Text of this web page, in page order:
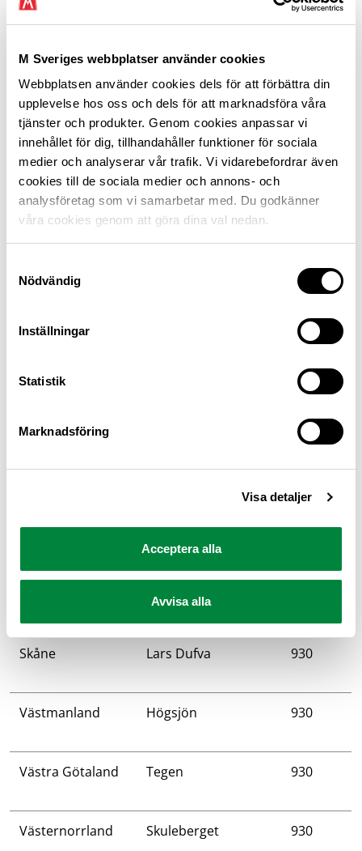
M Sveriges webbplatser använder cookies
Webbplatsen använder cookies dels för att förbättra din
upplevelse hos oss och dels för att marknadsföra våra
tjänster och produkter. Genom cookies anpassar vi
innehållet för dig, tillhandahåller funktioner för sociala
medier och analyserar vår trafik. Vi vidarebefordrar även
cookies till de sociala medier och annons- och
analysföretag som vi samarbetar med. Du godkänner
våra cookies genom att göra dina val nedan.
Nödvändig
Inställningar
Statistik
Marknadsföring
Visa detaljer
Acceptera alla
Avvisa alla
ökad tillgänglighet för alla trafikanter
digital felanmälan via QR-kod
en fördjupad uppföljning av
trygghetsundersökningen från 2024
Bästa rastplatsen i Sverige
Årets bästa rastplats är Jävre i Norrbottens län.
Dessutom utses traditionsenligt den bästa rastplatsen i
Sveriges bästa rastplatser, län för län
Poäng
950
Lagan
Skåne Lars Dufva 930
Västmanland Högsjön 930
Västra Götaland Tegen 930
Västernorrland Skuleberget 930